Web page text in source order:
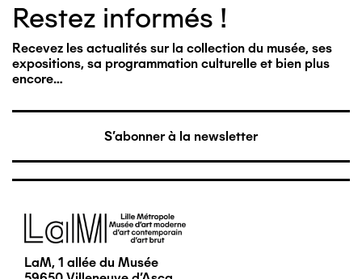
Restez informés !
Recevez les actualités sur la collection du musée, ses
expositions, sa programmation culturelle et bien plus
encore…
S'abonner à la newsletter
Image
LaM, 1 allée du Musée